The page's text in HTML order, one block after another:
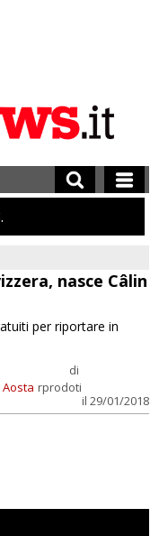
nasce Câlin
Aosta
di
rprodoti
il 29/01/2018
per riportare in